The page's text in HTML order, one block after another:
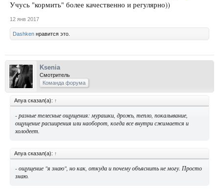
Учусь "кормить" более качественно и регулярно))
12 янв 2017
Dashken нравится это.
Ksenia
Смотритель
Команда форума
Anya сказал(а): ↑
- разные телесные ощущения: мурашки, дрожь, тепло, покалывание,
ощущение расширения или наоборот, когда все внутри сжимается и
холодеет.
Anya сказал(а): ↑
- ощущение "я знаю", но как, откуда и почему объяснить не могу. Просто
знаю.